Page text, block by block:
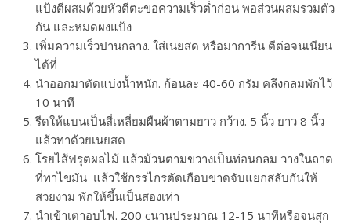
แป้งตีผสมด้วยหัวตีตะขอความเร็วต่ำก่อน พอส่วนผสมรวมตัว
กัน และหมดผงแป้ง
เพิ่มความเร็วปานกลาง. ใส่เนยสด หรือมาการีน ตีต่อจนเนียน
ได้ที่
นำออกมาตัดแบ่งน้ำหนัก. ก้อนละ 40-60 กรัม คลึงกลมพักไว้
10 นาที
รีดให้แบนเป็นสี่เหลี่ยมผืนผ้าตามยาว กว้าง. 5 นิ้ว ยาว 8 นิ้ว
แล้วทาด้วยเนยสด
โรยไส้ฟรุตผลไม้ แล้วม้วนตามขวางเป็นท่อนกลม วางในถาด
ที่ทาไขมัน แล้วใช้กรรไกรตัดเกือบขาดจับแยกสลับกันให้
สวยงาม พักให้ขึ้นเป็นสองเท่า
นำเข้าเตาอบไฟ. 200 cนานประมาณ 12-15 นาทีหรือจนสุก